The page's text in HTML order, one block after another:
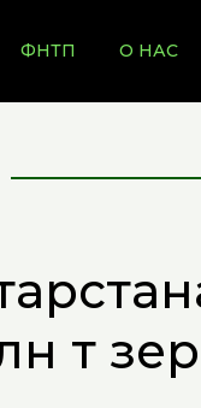
ФНТП О НАС
т